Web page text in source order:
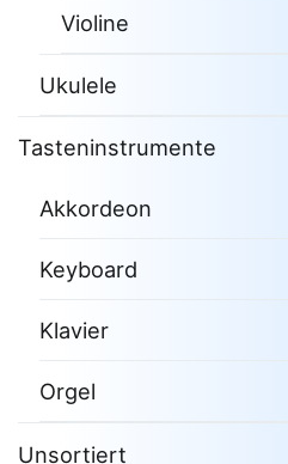
Violine
Ukulele
Tasteninstrumente
Akkordeon
Keyboard
Klavier
Orgel
Unsortiert